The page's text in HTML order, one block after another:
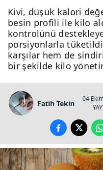
Kivi, düşük kalori
besin profili ile kilo
kontrolünü
porsiyonlarla
karşılar hem de
bir şekilde kilo
Fatih Tekin
04